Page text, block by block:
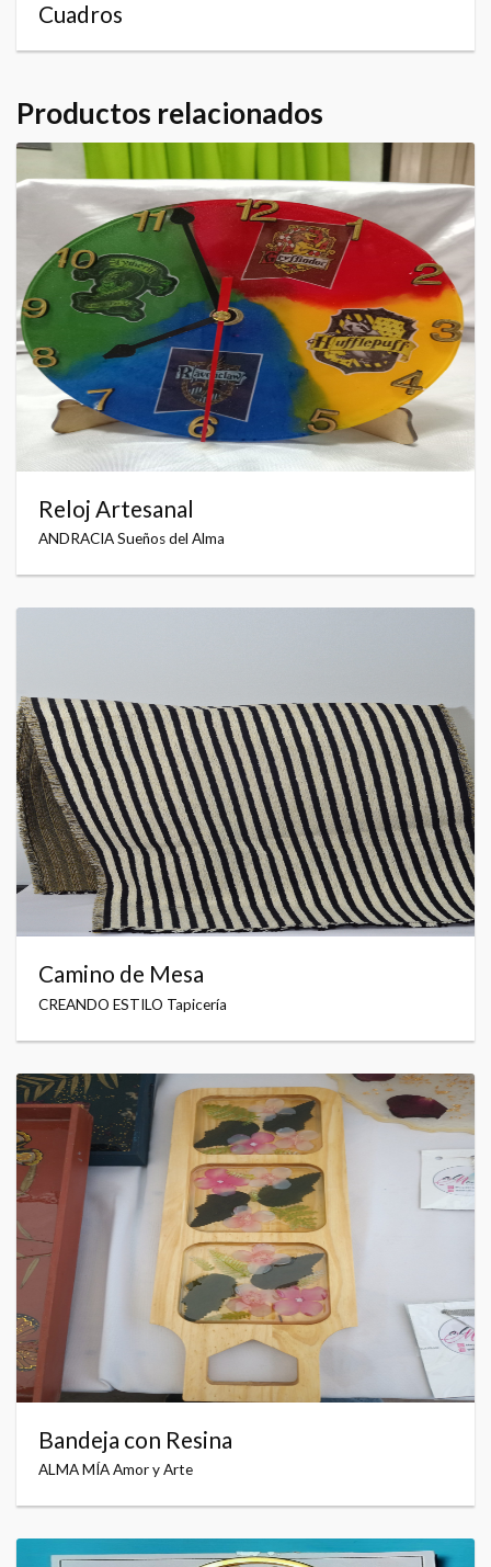
Cuadros
Productos relacionados
Reloj Artesanal
ANDRACIA Sueños del Alma
Camino de Mesa
CREANDO ESTILO Tapicería
Bandeja con Resina
ALMA MÍA Amor y Arte